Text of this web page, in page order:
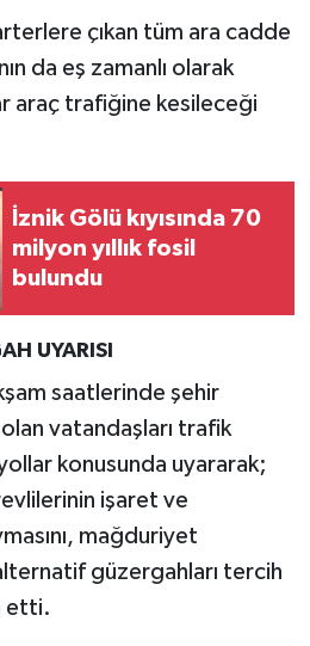
çıkan tüm ara cadde
da eş zamanlı olarak
araç trafiğine kesileceği
İznik Gölü kıyısında 70
milyon yıllık fosil
bulundu
UYARISI
saatlerinde şehir
vatandaşları trafik
konusunda uyararak;
işaret ve
mağduriyet
güzergahları tercih
etti.